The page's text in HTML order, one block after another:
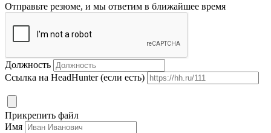
Отправьте резюме, и мы ответим в ближайшее время
Должность
Ссылка на HeadHunter (если есть)
Прикрепить файл
Имя